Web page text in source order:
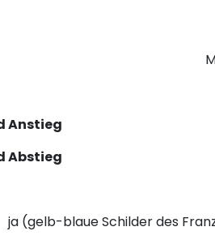
Anstieg
Abstieg
ja (gelb-blaue Schilder des